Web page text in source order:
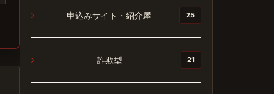
申込みサイト・紹介屋 25
詐欺型 21